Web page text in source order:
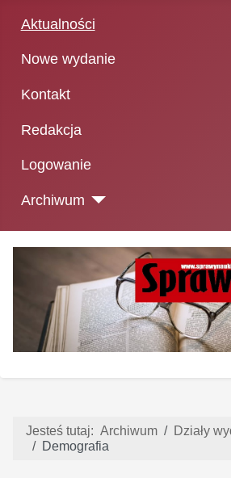
Aktualności
Nowe wydanie
Kontakt
Redakcja
Logowanie
Archiwum
Jesteś tutaj: Archiwum
Działy
Demografia